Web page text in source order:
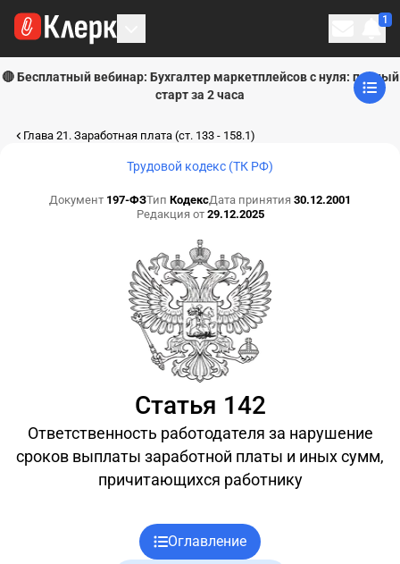
1
🔴 Бесплатный вебинар: Бухгалтер маркетплейсов с нуля: полный
старт за 2 часа
Глава 21. Заработная плата (ст. 133 - 158.1)
Трудовой кодекс (ТК РФ)
Документ 197-ФЗТип КодексДата принятия 30.12.2001
Редакция от 29.12.2025
Статья 142
Ответственность работодателя за нарушение
сроков выплаты заработной платы и иных сумм,
причитающихся работнику
Оглавление